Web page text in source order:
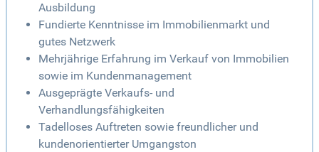
Ausbildung
Fundierte Kenntnisse im Immobilienmarkt und
gutes Netzwerk
Mehrjährige Erfahrung im Verkauf von Immobilien
sowie im Kundenmanagement
Ausgeprägte Verkaufs- und
Verhandlungsfähigkeiten
Tadelloses Auftreten sowie freundlicher und
kundenorientierter Umgangston